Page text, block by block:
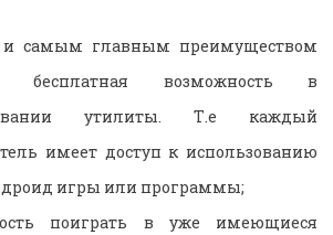
самым главным преимуществом
бесплатная возможность в
утилиты. Т.е каждый
имеет доступ к использованию
игры или программы;
поиграть в уже имеющиеся